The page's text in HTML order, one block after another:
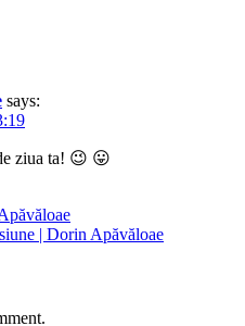
says:
ziua ta! 😉 😛
| Dorin Apăvăloae